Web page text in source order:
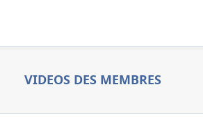
VIDEOS DES MEMBRES